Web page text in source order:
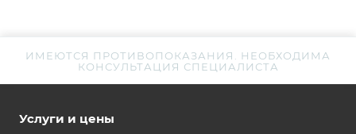
ИМЕЮТСЯ ПРОТИВОПОКАЗАНИЯ. НЕОБХОДИМА
КОНСУЛЬТАЦИЯ СПЕЦИАЛИСТА
Услуги и цены